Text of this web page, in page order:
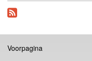
Voorpagina